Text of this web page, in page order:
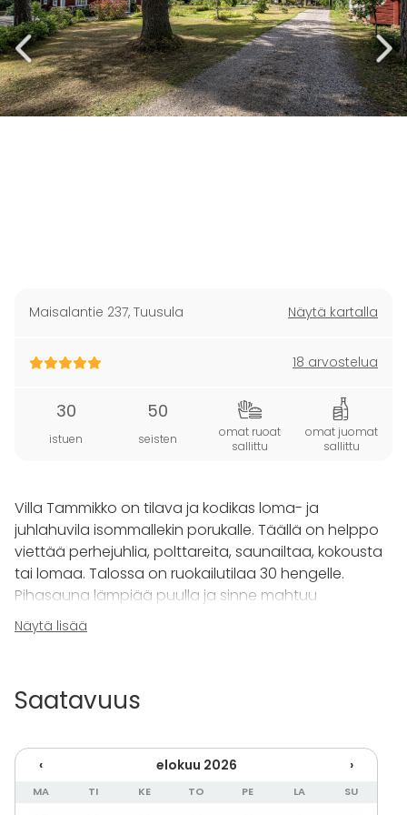
Maisalantie 237, Tuusula Näytä kartalla
18 arvostelua
30
istuen
50
seisten
omat ruoat
sallittu
omat juomat
sallittu
Villa Tammikko on tilava ja kodikas loma- ja
juhlahuvila isommallekin porukalle. Täällä on helppo
viettää perhejuhlia, polttareita, saunailtaa, kokousta
tai lomaa. Talossa on ruokailutilaa 30 hengelle.
Pihasauna lämpiää puulla ja sinne mahtuu
saunomaan 10 henkilöä. Käytössä on myös
ulkoporeallas.
saunatuvalle 1-2 henkilöä ja kesällä on tarjolla myös
hehtaarin kokoinen puutarhapiha, ja heti pihasta
pääsee mukaville metsäpoluille. Nuotiopaikka on heti
pihan tuntumassa. Villa Tammikkoon pääsee
Näytä lisää
Saatavuus
‹ elokuu 2026 ›
MA TI KE TO PE LA SU